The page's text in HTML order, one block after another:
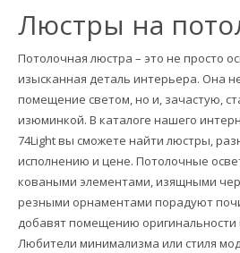
Люстры на
Потолочная люстра – это не просто
изысканная деталь интерьера. Она
помещение светом, но и, зачастую,
изюминкой. В каталоге нашего
74Light вы сможете найти люстры,
исполнению и цене. Потолочные
коваными элементами, изящными
резными орнаментами порадуют
добавят помещению оригинальности
Любители минимализма или стиля